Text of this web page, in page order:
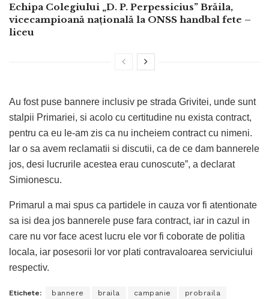
Echipa Colegiului „D. P. Perpessicius” Brăila,
vicecampioană națională la ONSS handbal fete –
liceu
Au fost puse bannere inclusiv pe strada Grivitei, unde sunt
stalpii Primariei, si acolo cu certitudine nu exista contract,
pentru ca eu le-am zis ca nu incheiem contract cu nimeni.
Iar o sa avem reclamatii si discutii, ca de ce dam bannerele
jos, desi lucrurile acestea erau cunoscute”, a declarat
Simionescu.
Primarul a mai spus ca partidele in cauza vor fi atentionate
sa isi dea jos bannerele puse fara contract, iar in cazul in
care nu vor face acest lucru ele vor fi coborate de politia
locala, iar posesorii lor vor plati contravaloarea serviciului
respectiv.
Etichete: bannere braila campanie probraila